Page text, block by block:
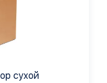
сухой